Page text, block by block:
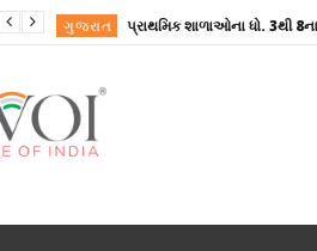
ગુજરાત
ગુજરાત
ગુજરાત